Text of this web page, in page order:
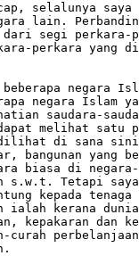
selalunya saya
lain.
dari segi perkara-
perkara yang
negara
negara Islam
saudara-
melihat satu
dilihat di sana
bangunan yang
biasa di
Tetapi
kepada tenaga
kerana
dan
curah